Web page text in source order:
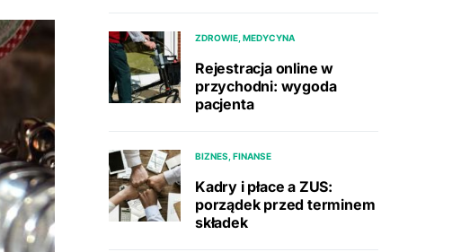
ZDROWIE, MEDYCYNA
Rejestracja online w
przychodni: wygoda
pacjenta
BIZNES, FINANSE
Kadry i płace a ZUS:
porządek przed terminem
składek